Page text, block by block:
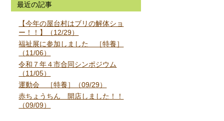
最近の記事
【今年の屋台村はブリの解体ショ
ー！！】（12/29）
福祉展に参加しました ［特養］
（11/06）
令和７年４市合同シンポジウム
（11/05）
運動会 ［特養］（09/29）
赤ちょうちん 開店しました！！
（09/09）